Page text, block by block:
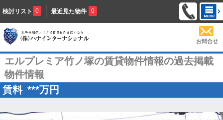
検討リスト 0 最近見た物件 0
お問合せ
エルプレミア竹ノ塚の賃貸物件情報の過去掲載
物件情報
賃料 ***万円